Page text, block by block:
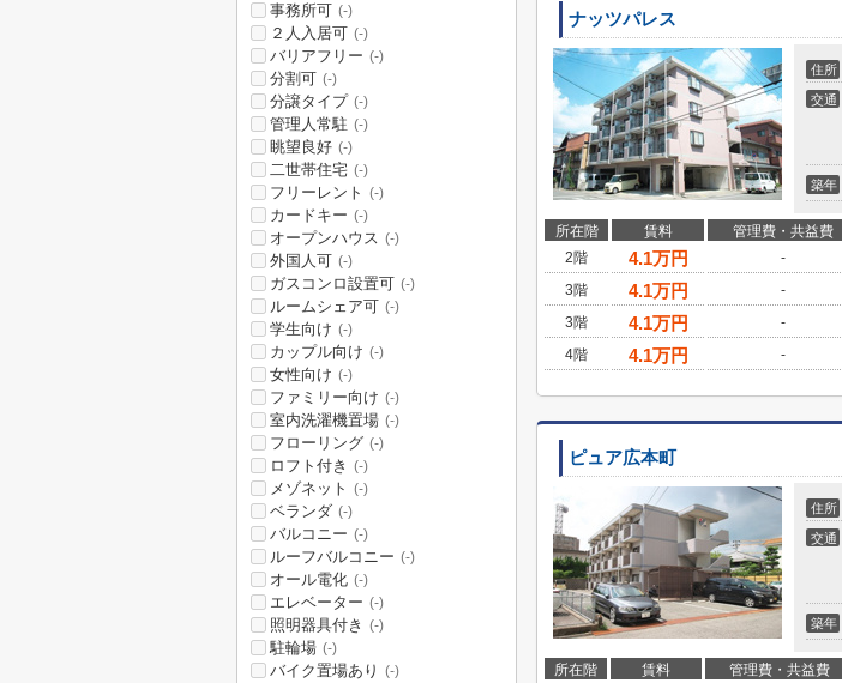
ナッツパレス
住所
交通
築年
所在階 賃料 管理費・共益費
2階
4.1万円 -
3階
4.1万円 -
3階
4.1万円 -
4階
4.1万円 -
ピュア広本町
住所
交通
築年
所在階 賃料 管理費・共益費
事務所可 (-)
２人入居可 (-)
バリアフリー (-)
分割可 (-)
分譲タイプ (-)
管理人常駐 (-)
眺望良好 (-)
二世帯住宅 (-)
フリーレント (-)
カードキー (-)
オープンハウス (-)
外国人可 (-)
ガスコンロ設置可 (-)
ルームシェア可 (-)
学生向け (-)
カップル向け (-)
女性向け (-)
ファミリー向け (-)
室内洗濯機置場 (-)
フローリング (-)
ロフト付き (-)
メゾネット (-)
ベランダ (-)
バルコニー (-)
ルーフバルコニー (-)
オール電化 (-)
エレベーター (-)
照明器具付き (-)
駐輪場 (-)
バイク置場あり (-)